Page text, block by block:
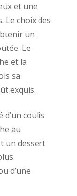
et une
Le choix des
un
Le
et la
sa
exquis.
d’un coulis
au
un dessert
d’une